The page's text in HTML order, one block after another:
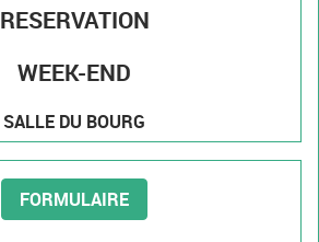
RESERVATION
WEEK-END
SALLE DU BOURG
FORMULAIRE